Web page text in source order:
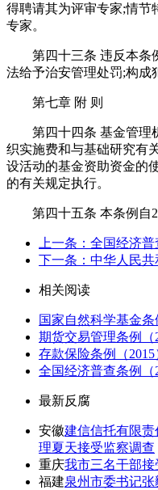
得聘请其为评审专家;情节
专家。
第四十三条 违反本条
法给予治安管理处罚;构成
第七章 附 则
第四十四条 基金管理
织实施费和与基础研究有
设活动的基金资助资金的
的有关规定执行。
第四十五条 本条例自
上一条：全国经济普
下一条：中华人民共
相关阅读
国家自然科学基金条
期货交易管理条例（
存款保险条例（2015
全国经济普查条例（
最新反腐
安徽建信信托有限
理夏天接受监察调查
重庆我市三名干部接
福建泉州市委书记